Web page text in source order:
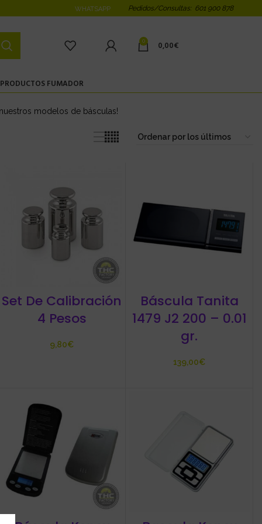
WHATSAPP Pedidos/Consultas: 601 900 878
0 0,00€
PRODUCTOS FUMADOR
modelos de básculas!
Set De Calibración
4 Pesos
€
Báscula Tanita
1479 J2 200 – 0.01
gr.
€